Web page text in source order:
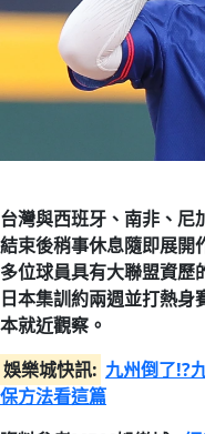
台灣與西班牙、南非、尼
結束後稍事休息隨即展開
多位球員具有大聯盟資歷
日本集訓約兩週並打熱身
本就近觀察。
娛樂城快訊: 九州倒了!?
保方法看這篇